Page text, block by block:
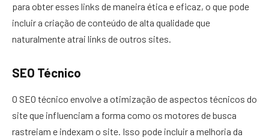
para obter esses links de maneira ética e eficaz, o que pode
incluir a criação de conteúdo de alta qualidade que
naturalmente atrai links de outros sites.
SEO Técnico
O SEO técnico envolve a otimização de aspectos técnicos do
site que influenciam a forma como os motores de busca
rastreiam e indexam o site. Isso pode incluir a melhoria da